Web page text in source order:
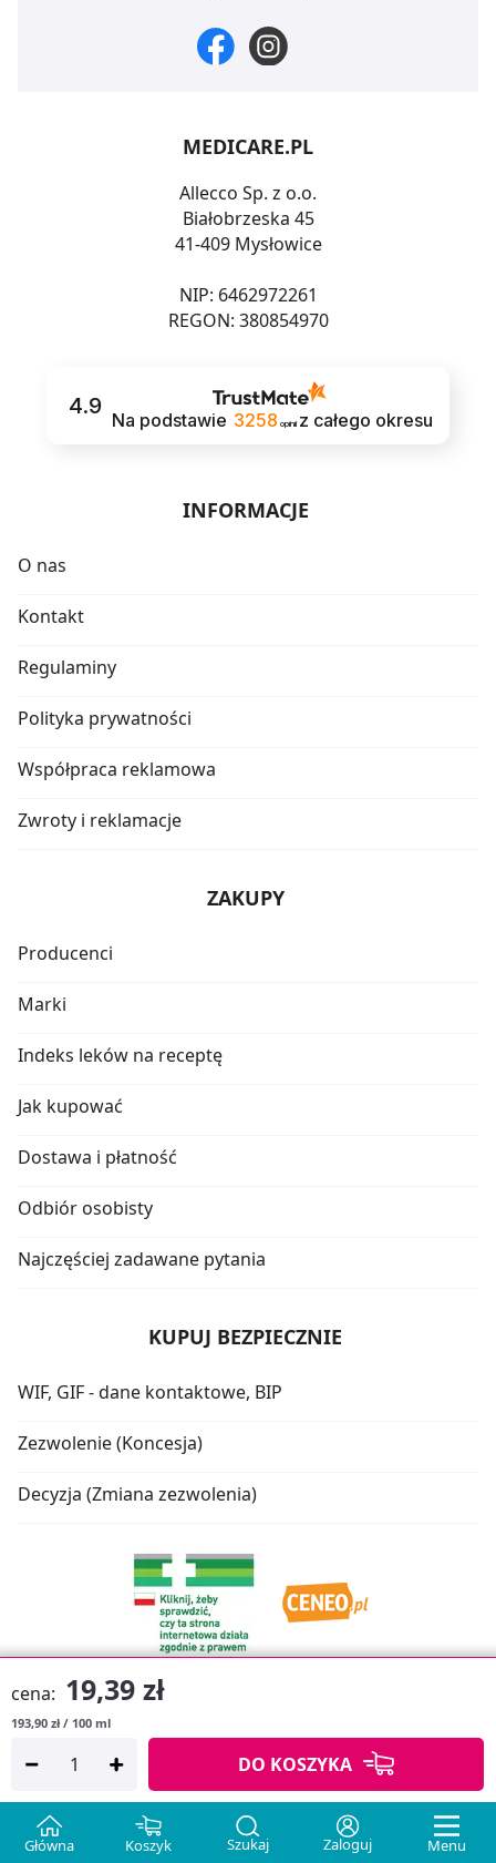
Główna Koszyk Szukaj Zaloguj Menu
cena: 19,39 zł
193,90 zł / 100 ml
DO KOSZYKA
MEDICARE.PL
Allecco Sp. z o.o.
Białobrzeska 45
41-409 Mysłowice
NIP: 6462972261
REGON: 380854970
4.9
Na podstawie 3258 opinii z całego okresu
INFORMACJE
O nas
Kontakt
Regulaminy
Polityka prywatności
Współpraca reklamowa
Zwroty i reklamacje
ZAKUPY
Producenci
Marki
Indeks leków na receptę
Jak kupować
Dostawa i płatność
Odbiór osobisty
Najczęściej zadawane pytania
KUPUJ BEZPIECZNIE
WIF, GIF - dane kontaktowe, BIP
Zezwolenie (Koncesja)
Decyzja (Zmiana zezwolenia)
Copyright © 2026
APTUSSHOP
Projekt strony: MEDICARE.PL iAPTUS.PL